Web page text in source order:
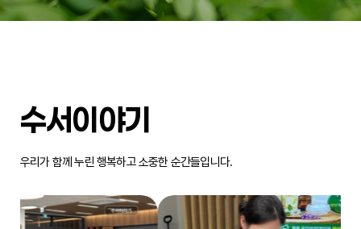
수서이야기
우리가 함께 누린 행복하고 소중한 순간들입니다.